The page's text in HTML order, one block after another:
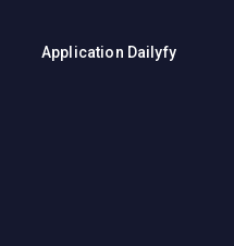
Application Dailyfy